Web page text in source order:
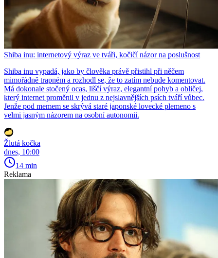
Shiba inu: internetový výraz ve tváři, kočičí názor na poslušnost
Shiba inu vypadá, jako by člověka právě přistihl při něčem
mimořádně trapném a rozhodl se, že to zatím nebude komentovat.
Má dokonale stočený ocas, liščí výraz, elegantní pohyb a obličej,
který internet proměnil v jednu z nejslavnějších psích tváří vůbec.
Jenže pod memem se skrývá staré japonské lovecké plemeno s
velmi jasným názorem na osobní autonomii.
Žlutá kočka
dnes, 10:00
14 min
Reklama